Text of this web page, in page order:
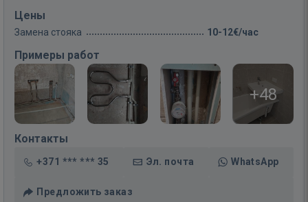
Цены
Замена стояка 10-12€/час
Примеры работ
+48
Контакты
+371 *** *** 35 Эл. почта WhatsApp
Предложить заказ